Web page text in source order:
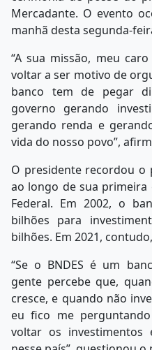
Mercadante. O evento
manhã desta segunda-
“A sua missão, meu
voltar a ser motivo de
banco tem de pegar
governo gerando
gerando renda e
vida do nosso povo”,
O presidente recordou o
ao longo de sua
Federal. Em 2002, o
bilhões para
bilhões. Em 2021,
“Se o BNDES é um
gente percebe que,
cresce, e quando não
eu fico me
voltar os